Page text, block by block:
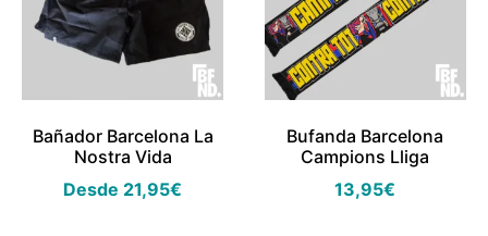
Bañador Barcelona La
Nostra Vida
Desde 21,95€
Bufanda Barcelona
Campions Lliga
13,95€